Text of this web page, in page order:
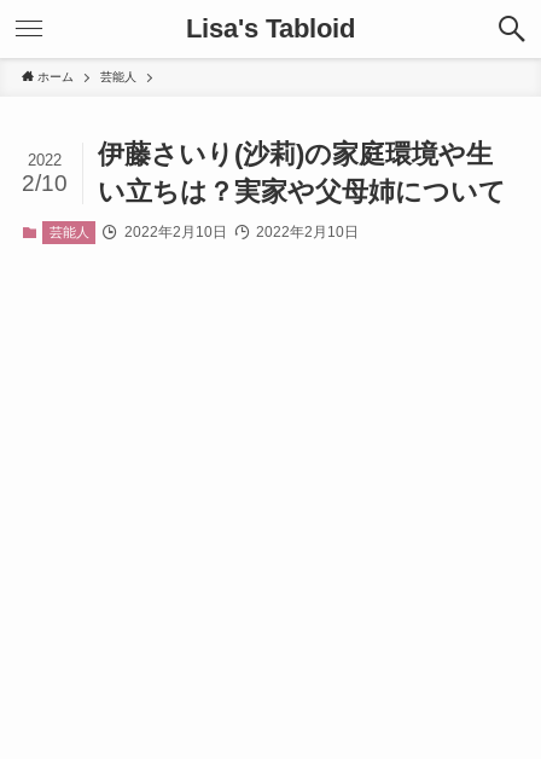
Lisa's Tabloid
ホーム 芸能人
伊藤さいり(沙莉)の家庭環境や生
い立ちは？実家や父母姉について
2022
2/10
芸能人 2022年2月10日 2022年2月10日